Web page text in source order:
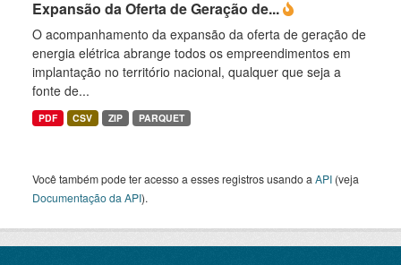
Expansão da Oferta de Geração de...
O acompanhamento da expansão da oferta de geração de
energia elétrica abrange todos os empreendimentos em
implantação no território nacional, qualquer que seja a
fonte de...
PDF CSV ZIP PARQUET
Você também pode ter acesso a esses registros usando a API (veja
Documentação da API).